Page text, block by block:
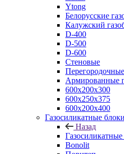
Ytong
Белорусские
Калужский
D-400
D-500
D-600
Стеновые
Перегородочные
Армированные
600х200х300
600х250х375
600х200х400
Газосиликатные блоки
Назад
Bonolit